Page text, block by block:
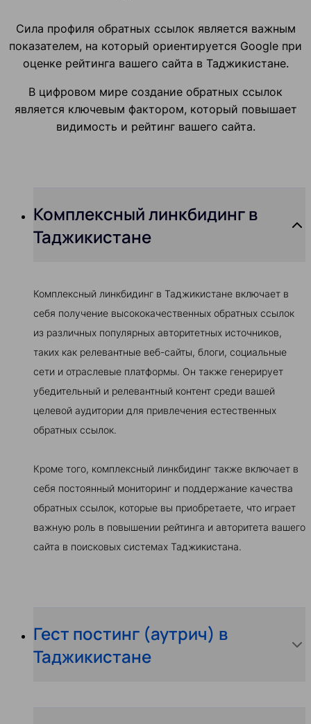
Сила профиля обратных ссылок является важным
показателем, на который ориентируется Google при
оценке рейтинга вашего сайта в Таджикистане.
В цифровом мире создание обратных ссылок
является ключевым фактором, который повышает
видимость и рейтинг вашего сайта.
Комплексный линкбидинг в
Таджикистане
Комплексный линкбидинг в Таджикистане включает в
себя получение высококачественных обратных ссылок
из различных популярных авторитетных источников,
таких как релевантные веб-сайты, блоги, социальные
сети и отраслевые платформы. Он также генерирует
убедительный и релевантный контент среди вашей
целевой аудитории для привлечения естественных
обратных ссылок.
Кроме того, комплексный линкбидинг также включает в
себя постоянный мониторинг и поддержание качества
обратных ссылок, которые вы приобретаете, что играет
важную роль в повышении рейтинга и авторитета вашего
сайта в поисковых системах Таджикистана.
Гест постинг (аутрич) в
Таджикистане